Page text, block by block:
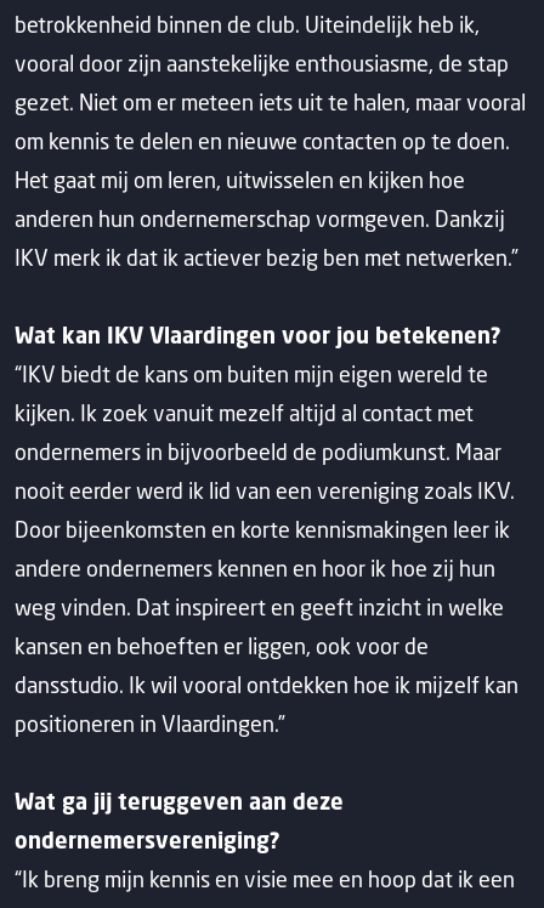
betrokkenheid binnen de club. Uiteindelijk heb ik,
vooral door zijn aanstekelijke enthousiasme, de stap
gezet. Niet om er meteen iets uit te halen, maar vooral
om kennis te delen en nieuwe contacten op te doen.
Het gaat mij om leren, uitwisselen en kijken hoe
anderen hun ondernemerschap vormgeven. Dankzij
IKV merk ik dat ik actiever bezig ben met netwerken.”
Wat kan IKV Vlaardingen voor jou betekenen?
“IKV biedt de kans om buiten mijn eigen wereld te
kijken. Ik zoek vanuit mezelf altijd al contact met
ondernemers in bijvoorbeeld de podiumkunst. Maar
nooit eerder werd ik lid van een vereniging zoals IKV.
Door bijeenkomsten en korte kennismakingen leer ik
andere ondernemers kennen en hoor ik hoe zij hun
weg vinden. Dat inspireert en geeft inzicht in welke
kansen en behoeften er liggen, ook voor de
dansstudio. Ik wil vooral ontdekken hoe ik mijzelf kan
positioneren in Vlaardingen.”
Wat ga jij teruggeven aan deze
ondernemersvereniging?
“Ik breng mijn kennis en visie mee en hoop dat ik een